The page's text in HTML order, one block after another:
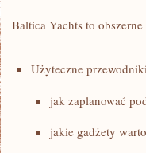
Baltica Yachts to
Użyteczne
jak zaplanować
jakie gadżety